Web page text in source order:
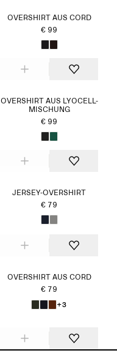
OVERSHIRT AUS CORD
€ 99
OVERSHIRT AUS LYOCELL-
MISCHUNG
€ 99
JERSEY-OVERSHIRT
€ 79
OVERSHIRT AUS CORD
€ 79
+3